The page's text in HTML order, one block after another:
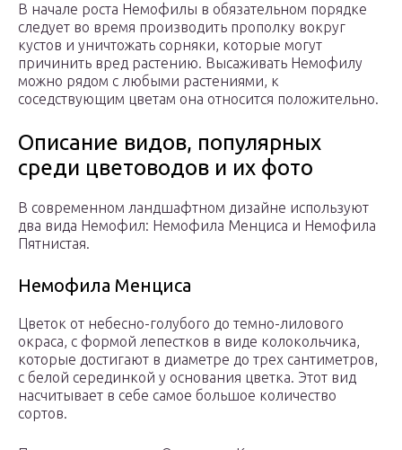
В начале роста Немофилы в обязательном порядке
следует во время производить прополку вокруг
кустов и уничтожать сорняки, которые могут
причинить вред растению. Высаживать Немофилу
можно рядом с любыми растениями, к
соседствующим цветам она относится положительно.
Описание видов, популярных
среди цветоводов и их фото
В современном ландшафтном дизайне используют
два вида Немофил: Немофила Менциса и Немофила
Пятнистая.
Немофила Менциса
Цветок от небесно-голубого до темно-лилового
окраса, с формой лепестков в виде колокольчика,
которые достигают в диаметре до трех сантиметров,
с белой серединкой у основания цветка. Этот вид
насчитывает в себе самое большое количество
сортов.